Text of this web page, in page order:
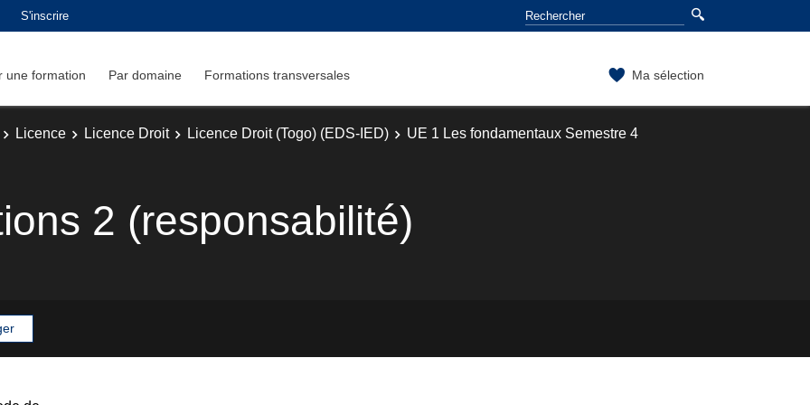
S'inscrire
une formation Par domaine Formations transversales Ma sélection
Licence Licence Droit Licence Droit (Togo) (EDS-IED) UE 1 Les fondamentaux Semestre 4
2 (responsabilité)